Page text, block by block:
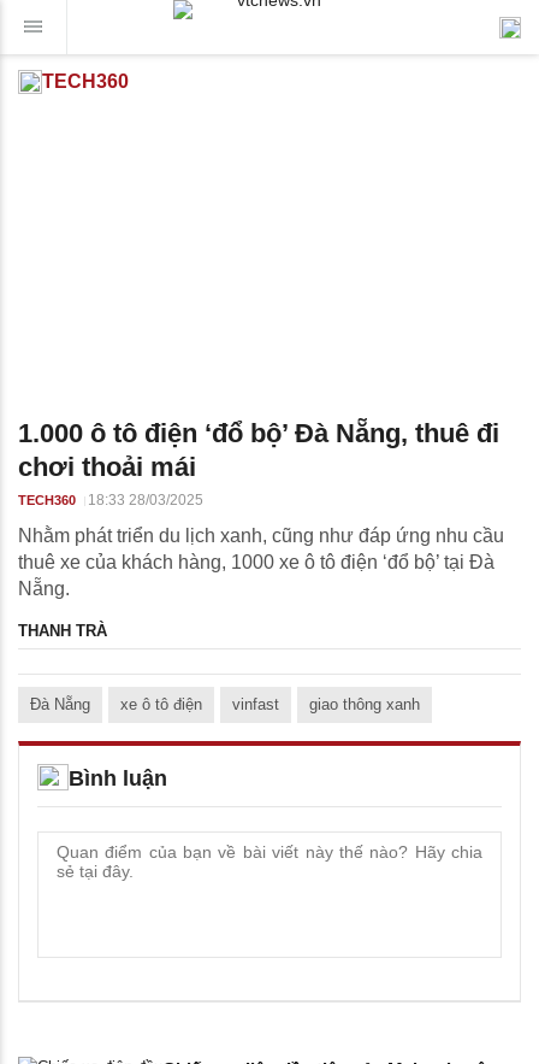
TECH360
1.000 ô tô điện ‘đổ bộ’ Đà Nẵng, thuê đi
chơi thoải mái
TECH360 18:33 28/03/2025
Nhằm phát triển du lịch xanh, cũng như đáp ứng nhu cầu
thuê xe của khách hàng, 1000 xe ô tô điện ‘đổ bộ’ tại Đà
Nẵng.
THANH TRÀ
Đà Nẵng xe ô tô điện vinfast giao thông xanh
Bình luận